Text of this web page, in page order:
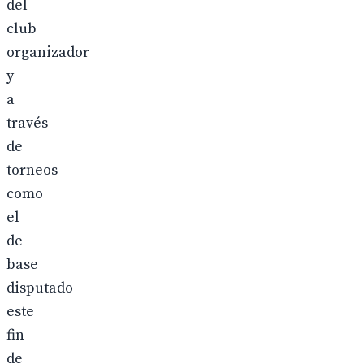
del
club
organizador
y
a
través
de
torneos
como
el
de
base
disputado
este
fin
de